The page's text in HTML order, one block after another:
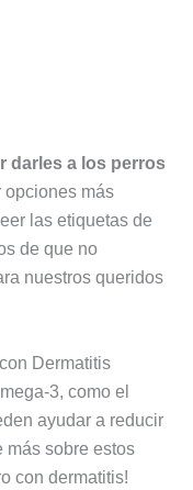
darles a los perros
más
las etiquetas de
de que no
nuestros queridos
Dermatitis
3, como el
ayudar a reducir
más sobre estos
con dermatitis!